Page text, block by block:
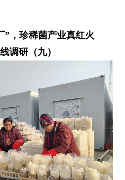
”，珍稀菌产业真红火
调研（九）